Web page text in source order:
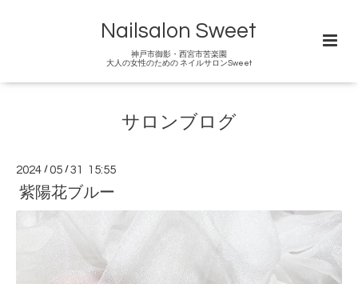
Nailsalon Sweet
神戸市御影・西宮市苦楽園
大人の女性のための ネイルサロンSweet
サロンブログ
2024 /05 /31 15:55
紫陽花ブルー